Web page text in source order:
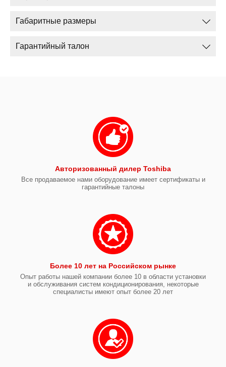
Габаритные размеры
Гарантийный талон
Авторизованный дилер Toshiba
Все продаваемое нами оборудование имеет сертификаты и
гарантийные талоны
Более 10 лет на Российском рынке
Опыт работы нашей компании более 10 в области установки
и обслуживания систем кондиционирования, некоторые
специалисты имеют опыт более 20 лет